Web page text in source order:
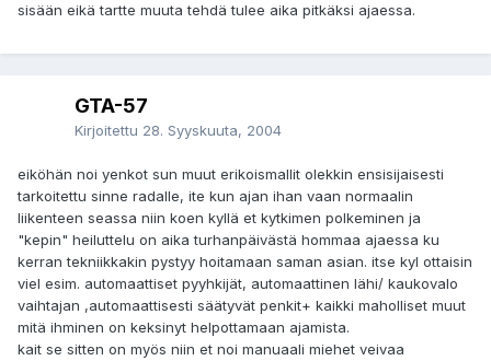
sisään eikä tartte muuta tehdä tulee aika pitkäksi ajaessa.
GTA-57
Kirjoitettu 28. Syyskuuta, 2004
eiköhän noi yenkot sun muut erikoismallit olekkin ensisijaisesti
tarkoitettu sinne radalle, ite kun ajan ihan vaan normaalin
liikenteen seassa niin koen kyllä et kytkimen polkeminen ja
"kepin" heiluttelu on aika turhanpäivästä hommaa ajaessa ku
kerran tekniikkakin pystyy hoitamaan saman asian. itse kyl ottaisin
viel esim. automaattiset pyyhkijät, automaattinen lähi/ kaukovalo
vaihtajan ,automaattisesti säätyvät penkit+ kaikki maholliset muut
mitä ihminen on keksinyt helpottamaan ajamista.
kait se sitten on myös niin et noi manuaali miehet veivaa